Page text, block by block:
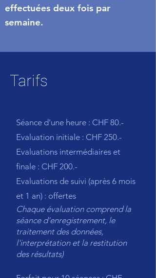
effectuées deux fois par
semaine.
Tarifs
Séance d'une heure : CHF 80.-
Evaluation initiale : CHF 250.-
Evaluations intermédiaires et
finale : CHF 200.-
Evaluations de suivi (après 6 mois
et 1 an) : offertes
Chaque évaluation comprend la
séance d'enregistrement, le
traitement des données,
l'interprétation et la restitution
des résultats)